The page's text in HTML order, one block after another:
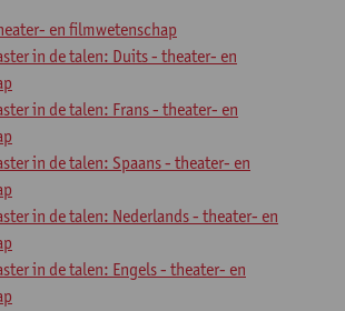
en filmwetenschap
in de talen: Duits - theater- en
in de talen: Frans - theater- en
in de talen: Spaans - theater- en
in de talen: Nederlands - theater- en
in de talen: Engels - theater- en